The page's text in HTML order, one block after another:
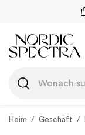
Inhalt
springen
Heim / Geschäft /